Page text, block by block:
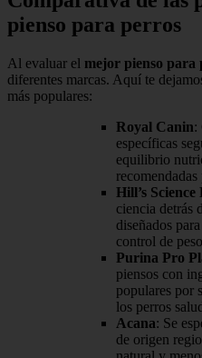
pienso para perros
Al evaluar el mejor pienso para
diferentes marcas. Aquí te
más populares:
Royal Canin:
específicas
equilibrio
Hill’s Science
ciencia detrás
diseñados
control de
Purina Pro
piensos con
populares por
los perros
Acana: Se
de origen